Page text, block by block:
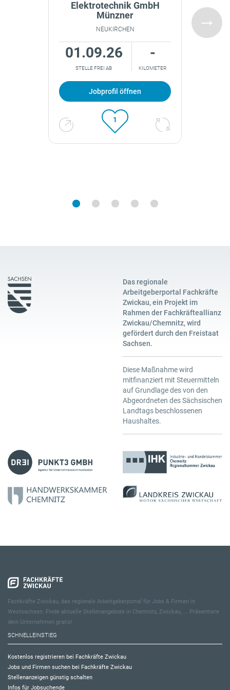
Elektrotechnik GmbH
Münzner
NEUKIRCHEN
01.09.26
STELLE FREI AB
-
KILOMETER
Jobprofil öffnen
1
Schichten
Unbefristet
Berufserfahren
Manager
Dienstkleidung
Homeoffice
13. Gehalt/Bonus
1
Das regionale
Arbeitgeberportal Fachkräfte
Zwickau, ein Projekt im
Rahmen der Fachkräfteallianz
Zwickau/Chemnitz, wird
gefördert durch den Freistaat
Sachsen.
Diese Maßnahme wird
mitfinanziert mit Steuermitteln
auf Grundlage des von den
Abgeordneten des Sächsischen
Landtags beschlossenen
Haushaltes.
Fachkräfte Zwickau, das regionale Arbeitgeberportal für Jobs & Firmen in
Westsachsen. Finde aktuelle Stellenangebote in Chemnitz, Zwickau, ... Präsentiere
dein Unternehmen gratis!
SCHNELLEINSTIEG
Kostenlos registrieren bei Fachkräfte Zwickau
Jobs und Firmen suchen bei Fachkräfte Zwickau
Stellenanzeigen günstig schalten
Infos für Jobsuchende